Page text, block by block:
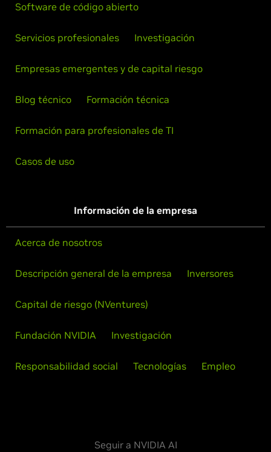
Software de código abierto
Servicios profesionales Investigación
Empresas emergentes y de capital riesgo
Blog técnico Formación técnica
Formación para profesionales de TI
Casos de uso
Información de la empresa
Acerca de nosotros
Descripción general de la empresa Inversores
Capital de riesgo (NVentures)
Fundación NVIDIA Investigación
Responsabilidad social Tecnologías Empleo
Seguir a NVIDIA AI